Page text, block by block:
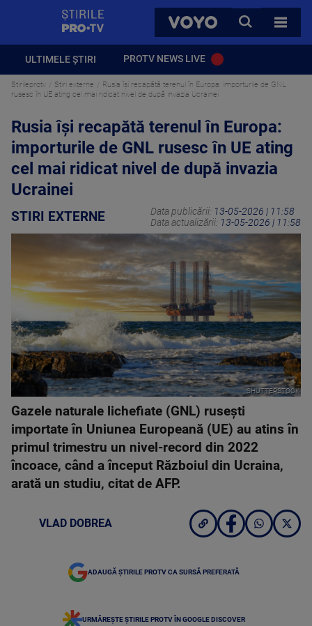
VOYO
CAUTA
TOATE
ULTIMELE ȘTIRI PROTV NEWS LIVE
Stirileprotv Stiri externe
Rusia își recapătă terenul în Europa: importurile de GNL
rusesc în UE ating cel mai ridicat nivel de după invazia Ucrainei
Rusia își recapătă terenul în Europa:
importurile de GNL rusesc în UE ating
cel mai ridicat nivel de după invazia
Ucrainei
STIRI EXTERNE Data publicării: 13-05-2026 | 11:58
Data actualizării: 13-05-2026 | 11:58
SHUTTERSTOCK
Gazele naturale lichefiate (GNL) ruseşti
importate în Uniunea Europeană (UE) au atins în
primul trimestru un nivel-record din 2022
încoace, când a început Războiul din Ucraina,
arată un studiu, citat de AFP.
VLAD DOBREA
ADAUGĂ ȘTIRILE PROTV CA SURSĂ PREFERATĂ
URMĂREȘTE ȘTIRILE PROTV ÎN GOOGLE DISCOVER